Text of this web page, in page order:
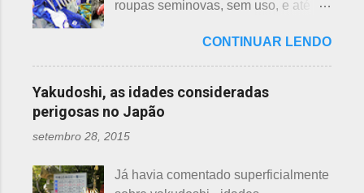
produzindo o renkon. Detalhei sobre
flor de lotus, na postagem anterior
e imagens de uma pla...
dispostos em alguns bairros de
Arashiyama, em Kyoto, inclusive nos
jardins do Heian Jinja. Esses baldes
com água, escritos 消火用, ou Shōka-
yō, balde para combate a incêndios,
incêndios, para que não se
propaguem. A colocação dos baldes
roupas seminovas, sem uso, e até
Roupas de crianças, em perfeito
estado, que não servem mais, peças
novas, semi novas, de pouco uso. O
que fazer com elas? No Japão,
deparamos com este problema: a
quem doar. Existem lojas que
acessórios usados, mas nem sempre
CONTINUAR LENDO
Yakudoshi, as idades consideradas
perigosas no Japão
setembro 28, 2015
Já havia comentado superficialmente